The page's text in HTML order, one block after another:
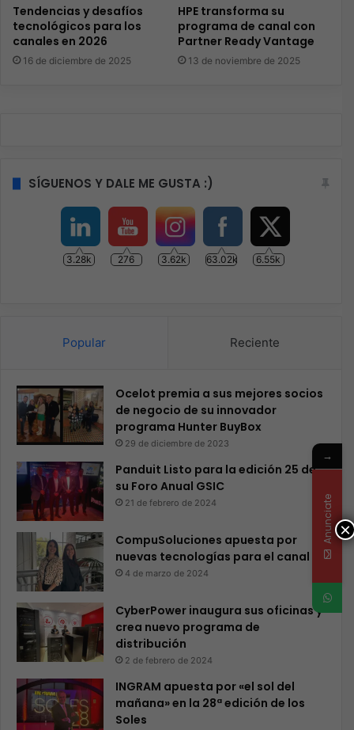
Tendencias y desafíos
tecnológicos para los
canales en 2026
16 de diciembre de 2025
HPE transforma su
programa de canal con
Partner Ready Vantage
13 de noviembre de 2025
SÍGUENOS Y DALE ME GUSTA :)
3.28k 276 3.62k 63.02k 6.55k
Popular Reciente
Ocelot premia a sus mejores socios
de negocio de su innovador
programa Hunter BuyBox
29 de diciembre de 2023
Panduit Listo para la edición 25 de
su Foro Anual GSIC
21 de febrero de 2024
CompuSoluciones apuesta por
nuevas tecnologías para el canal
4 de marzo de 2024
CyberPower inaugura sus oficinas y
crea nuevo programa de
distribución
2 de febrero de 2024
INGRAM apuesta por «el sol del
mañana» en la 28ª edición de los
Soles
×
→
Anunciate